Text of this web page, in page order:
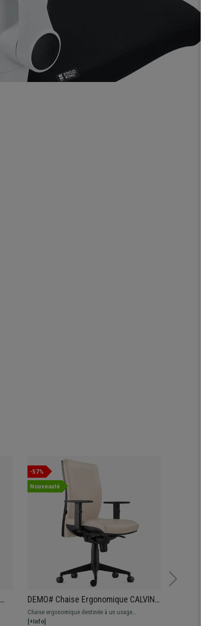
-57%
Nouveauté
DEMO# Chaise Ergonomique CALVIN,
en Cuir, Support Lombaire, Crème
Chaise ergonomique destinée à un usage
professionnel avec dossier ajustable, support
[+Info]